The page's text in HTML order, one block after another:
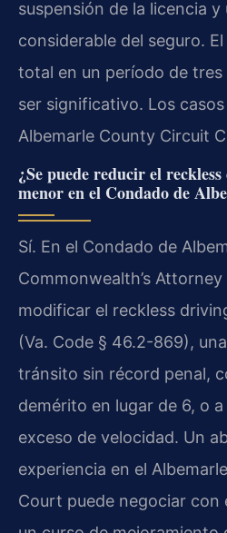
suspensión de la licencia y
considerable del seguro.
total en un período de
ser significativo. Los
Albemarle County Circuit
¿Se puede reducir el
menor en el Condado de
Sí. En el Condado de
Commonwealth’s
modificar el reckless
(Va. Code § 46.2-869),
tránsito sin récord penal,
demérito en lugar de 6, o
exceso de velocidad. Un
experiencia en el
Court puede negociar con